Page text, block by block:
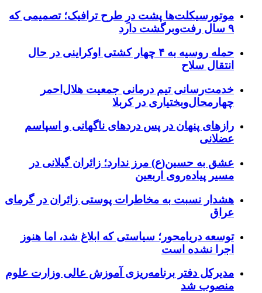
موتورسیکلت‌ها پشت درِ طرح ترافیک؛ تصمیمی که
۹ سال رفت‌وبرگشت دارد
حمله روسیه به ۴ چهار کشتی اوکراینی در حال
انتقال سلاح
خدمت‌رسانی تیم درمانی جمعیت هلال‌احمر
چهارمحال‌وبختیاری در کربلا
رازهای پنهان در پس دردهای ناگهانی و اسپاسم
عضلانی
عشق به حسین(ع) مرز ندارد؛ زائران گیلانی در
مسیر پیاده‌روی اربعین
هشدار نسبت به مخاطرات پوستی زائران در گرمای
عراق
توسعه دریامحور؛ سیاستی که ابلاغ شد، اما هنوز
اجرا نشده است
مدیرکل دفتر برنامه‌ریزی آموزش عالی وزارت علوم
منصوب شد